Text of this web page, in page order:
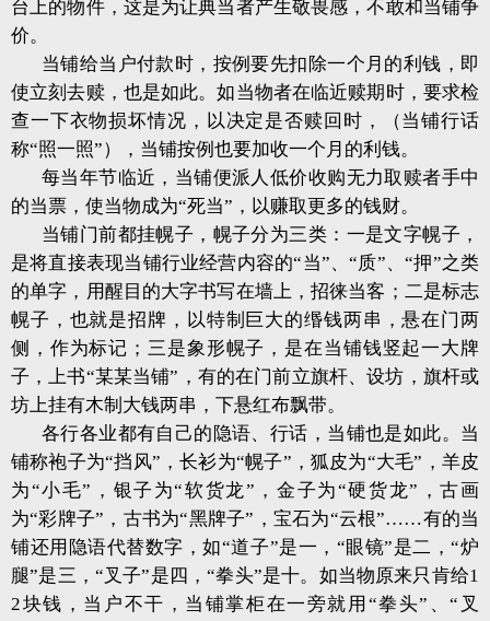
台上的物件，这是为让典当者产生敬畏感，不敢和当铺争
价。
当铺给当户付款时，按例要先扣除一个月的利钱，即
使立刻去赎，也是如此。如当物者在临近赎期时，要求检
查一下衣物损坏情况，以决定是否赎回时，（当铺行话
称“照一照”），当铺按例也要加收一个月的利钱。
每当年节临近，当铺便派人低价收购无力取赎者手中
的当票，使当物成为“死当”，以赚取更多的钱财。
当铺门前都挂幌子，幌子分为三类：一是文字幌子，
是将直接表现当铺行业经营内容的“当”、“质”、“押”之类
的单字，用醒目的大字书写在墙上，招徕当客；二是标志
幌子，也就是招牌，以特制巨大的缗钱两串，悬在门两
侧，作为标记；三是象形幌子，是在当铺钱竖起一大牌
子，上书“某某当铺”，有的在门前立旗杆、设坊，旗杆或
坊上挂有木制大钱两串，下悬红布飘带。
各行各业都有自己的隐语、行话，当铺也是如此。当
铺称袍子为“挡风”，长衫为“幌子”，狐皮为“大毛”，羊皮
为“小毛”，银子为“软货龙”，金子为“硬货龙”，古画
为“彩牌子”，古书为“黑牌子”，宝石为“云根”……有的当
铺还用隐语代替数字，如“道子”是一，“眼镜”是二，“炉
腿”是三，“叉子”是四，“拳头”是十。如当物原来只肯给1
2块钱，当户不干，当铺掌柜在一旁就用“拳头”、“叉